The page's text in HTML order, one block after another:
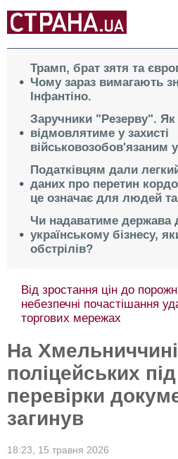
Трамп, брат зятя та
Чому зараз вимагають
Інфантіно.
Заручники "Резерву".
відмовлятиме у захисті
військовозобов'язаним
Податківцям дали
даних про перетин
це означає для людей та
Чи надаватиме держава
українському бізнесу,
обстрілів?
Від зростання цін до
небезпечні почастішання
торгових мережах
На
поліцейських
перевірки
загинув
18:23, 15 травня 2026